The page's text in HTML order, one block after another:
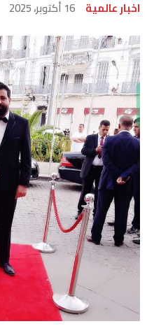
اخبار عالمية 16 أكتوبر، 2025